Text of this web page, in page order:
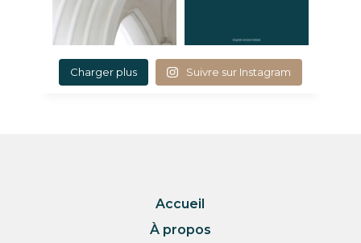
Charger plus Suivre sur Instagram
Accueil
À propos